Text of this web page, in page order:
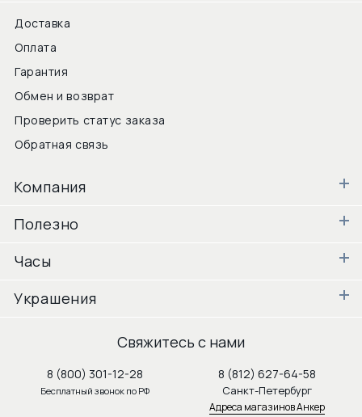
Доставка
Оплата
Гарантия
Обмен и возврат
Проверить статус заказа
Обратная связь
Компания
Полезно
Часы
Украшения
Свяжитесь с нами
8 (800) 301-12-28
Бесплатный звонок по РФ
8 (812) 627-64-58
Санкт-Петербург
Адреса магазинов Анкер